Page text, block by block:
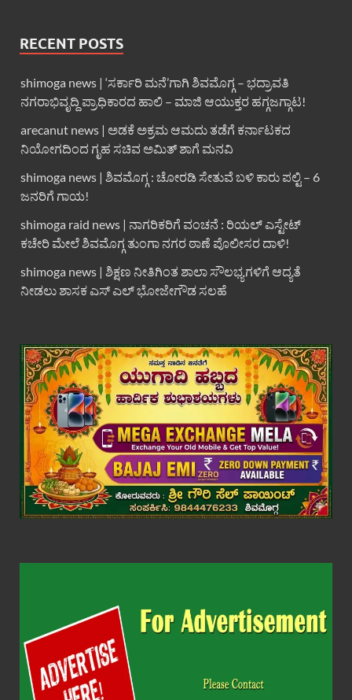
RECENT POSTS
shimoga news | ‘ಸರ್ಕಾರಿ ಮನೆ’ಗಾಗಿ ಶಿವಮೊಗ್ಗ – ಭದ್ರಾವತಿ
ನಗರಾಭಿವೃದ್ದಿ ಪ್ರಾಧಿಕಾರದ ಹಾಲಿ – ಮಾಜಿ ಆಯುಕ್ತರ ಹಗ್ಗಜಗ್ಗಾಟ!
arecanut news | ಅಡಕೆ ಅಕ್ರಮ ಆಮದು ತಡೆಗೆ ಕರ್ನಾಟಕದ
ನಿಯೋಗದಿಂದ ಗೃಹ ಸಚಿವ ಅಮಿತ್ ಶಾಗೆ ಮನವಿ
shimoga news | ಶಿವಮೊಗ್ಗ : ಚೋರಡಿ ಸೇತುವೆ ಬಳಿ ಕಾರು ಪಲ್ಟಿ – 6
ಜನರಿಗೆ ಗಾಯ!
shimoga raid news | ನಾಗರಿಕರಿಗೆ ವಂಚನೆ : ರಿಯಲ್ ಎಸ್ಟೇಟ್
ಕಚೇರಿ ಮೇಲೆ ಶಿವಮೊಗ್ಗ ತುಂಗಾ ನಗರ ಠಾಣೆ ಪೊಲೀಸರ ದಾಳಿ!
shimoga news | ಶಿಕ್ಷಣ ನೀತಿಗಿಂತ ಶಾಲಾ ಸೌಲಭ್ಯಗಳಿಗೆ ಆದ್ಯತೆ
ನೀಡಲು ಶಾಸಕ ಎಸ್ ಎಲ್ ಭೋಜೇಗೌಡ ಸಲಹೆ